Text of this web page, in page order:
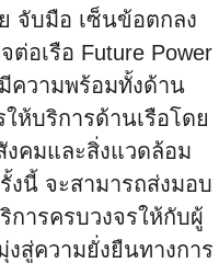
จับมือ เซ็นข้อตกลง
อเรือ Future Power
ความพร้อมทั้งด้าน
ห้บริการด้านเรือโดย
คมและสิ่งแวดล้อม
งนี้ จะสามารถส่งมอบ
การครบวงจรให้กับผู้
สู่ความยั่งยืนทางการ